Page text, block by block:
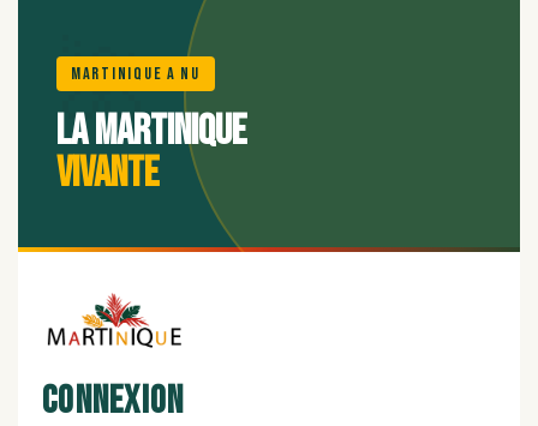
🌺
Martinique A Nu
La Martinique
vivante
Connexion